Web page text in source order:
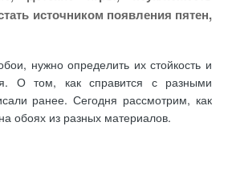
источником появления пятен,
нужно определить их стойкость и
О том, как справится с разными
ранее. Сегодня рассмотрим, как
обоях из разных материалов.